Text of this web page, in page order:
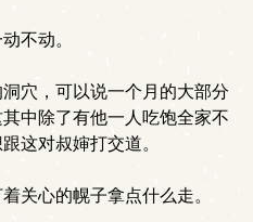
不动。
穴，可以说一个月的大部分
中除了有他一人吃饱全家不
这对叔婶打交道。
关心的幌子拿点什么走。